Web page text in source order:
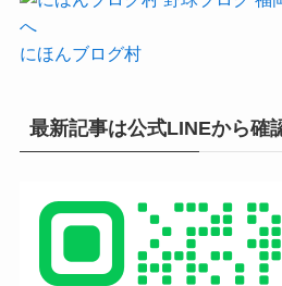
にほんブログ村
最新記事は公式LINEから確